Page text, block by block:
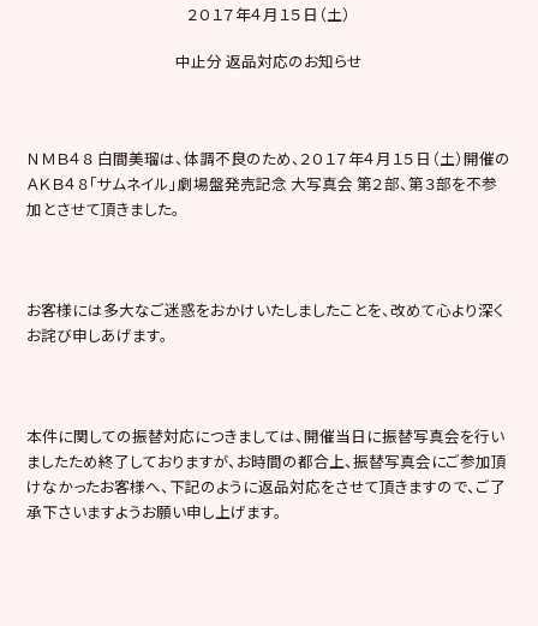
２０１７年４月１５日（土）
中止分 返品対応のお知らせ
ＮＭＢ４８ 白間美瑠は、体調不良のため、２０１７年４月１５日（土）開催の
ＡＫＢ４８「サムネイル」劇場盤発売記念 大写真会 第２部、第３部を不参
加とさせて頂きました。
お客様には多大なご迷惑をおかけいたしましたことを、改めて心より深く
お詫び申しあげます。
本件に関しての振替対応につきましては、開催当日に振替写真会を行い
ましたため終了しておりますが、お時間の都合上、振替写真会にご参加頂
けなかったお客様へ、下記のように返品対応をさせて頂きますので、ご了
承下さいますようお願い申し上げます。